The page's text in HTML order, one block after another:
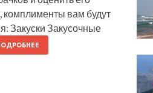
комплименты вам будут
Закуски Закусочные